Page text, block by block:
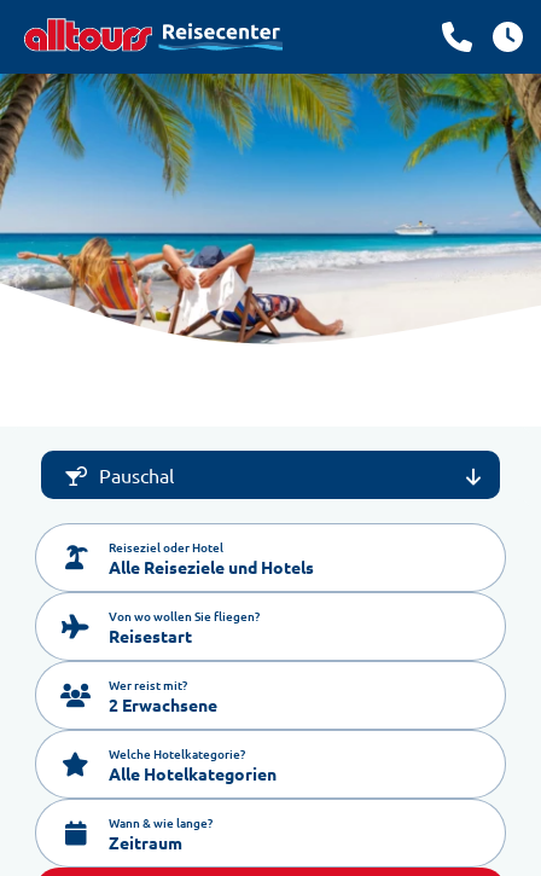
Pauschal
Reiseziel oder Hotel
Von wo wollen Sie fliegen?
Reisestart
Wer reist mit?
2 Erwachsene
Welche Hotelkategorie?
Alle Hotelkategorien
Wann & wie lange?
Zeitraum